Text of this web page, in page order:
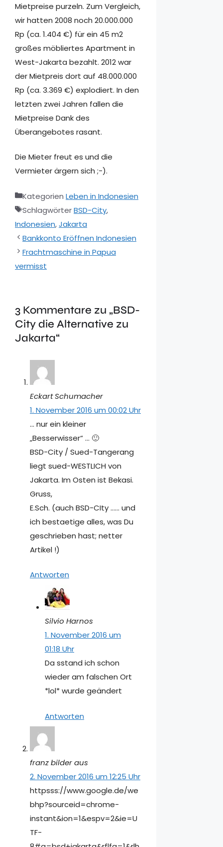
Mietpreise purzeln. Zum Vergleich,
wir hatten 2008 noch 20.000.000
Rp (ca. 1.404 €) für ein 45 m2
großes möbliertes Apartment in
West-Jakarta bezahlt. 2012 war
der Mietpreis dort auf 48.000.000
Rp (ca. 3.369 €) explodiert. In den
letzten zwei Jahren fallen die
Mietpreise Dank des
Überangebotes rasant.
Die Mieter freut es und die
Vermieter ärgern sich ;-).
Kategorien Leben in Indonesien
SchlagwörterBSD-City,
Indonesien,Jakarta
Bankkonto Eröffnen Indonesien
Frachtmaschine in Papua
vermisst
3 Kommentare zu „BSD-
City die Alternative zu
Jakarta“
Eckart Schumacher
1. November 2016 um 00:02 Uhr
… nur ein kleiner
„Besserwisser“ … 🙂
BSD-City / Sued-Tangerang
liegt sued-WESTLICH von
Jakarta. Im Osten ist Bekasi.
Gruss,
E.Sch. (auch BSD-CIty …… und
ich bestaetige alles, was Du
geschrieben hast; netter
Artikel !)
Antworten
Silvio Harnos
1. November 2016 um
01:18 Uhr
Da sstand ich schon
wieder am falschen Ort
*lol* wurde geändert
Antworten
franz bilder aus
2. November 2016 um 12:25 Uhr
httpsss://www.google.de/we
bhp?sourceid=chrome-
instant&ion=1&espv=2&ie=U
TF-